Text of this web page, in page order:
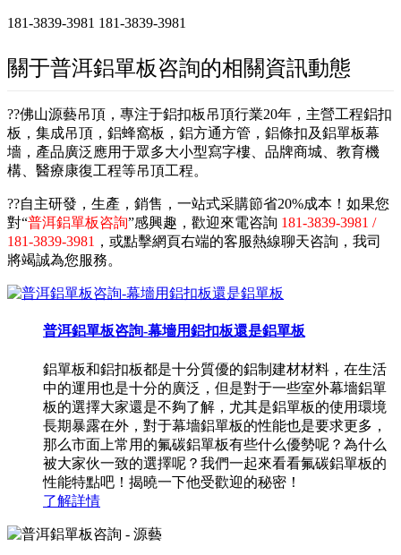
181-3839-3981 181-3839-3981
關于普洱鋁單板咨詢的相關資訊動態
??佛山源藝吊頂，專注于鋁扣板吊頂行業20年，主營工程鋁扣
板，集成吊頂，鋁蜂窩板，鋁方通方管，鋁條扣及鋁單板幕
墻，產品廣泛應用于眾多大小型寫字樓、品牌商城、教育機
構、醫療康復工程等吊頂工程。
??自主研發，生產，銷售，一站式采購節省20%成本！如果您
對“普洱鋁單板咨詢”感興趣，歡迎來電咨詢 181-3839-3981 /
181-3839-3981 ，或點擊網頁右端的客服熱線聊天咨詢，我司
將竭誠為您服務。
普洱鋁單板咨詢-幕墻用鋁扣板還是鋁單板
鋁單板和鋁扣板都是十分質優的鋁制建材材料，在生活
中的運用也是十分的廣泛，但是對于一些室外幕墻鋁單
板的選擇大家還是不夠了解，尤其是鋁單板的使用環境
長期暴露在外，對于幕墻鋁單板的性能也是要求更多，
那么市面上常用的氟碳鋁單板有些什么優勢呢？為什么
被大家伙一致的選擇呢？我們一起來看看氟碳鋁單板的
性能特點吧！揭曉一下他受歡迎的秘密！
了解詳情